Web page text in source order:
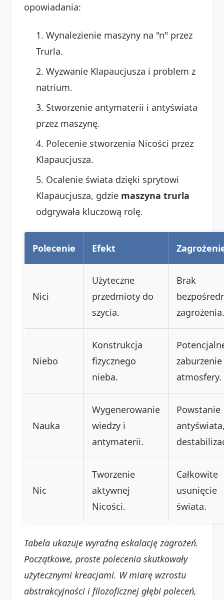
opowiadania:
Wynalezienie maszyny na "n" przez
Trurla.
Wyzwanie Klapaucjusza i problem z
natrium.
Stworzenie antymaterii i antyświata
przez maszynę.
Polecenie stworzenia Nicości przez
Klapaucjusza.
Ocalenie świata dzięki sprytowi
Klapaucjusza, gdzie maszyna trurla
odgrywała kluczową rolę.
Polecenie Efekt
Nici
Użyteczne
przedmioty do
szycia.
Brak
zagrożenia.
Niebo
Konstrukcja
fizycznego
nieba.
zaburzenie
atmosfery.
Nauka
Wygenerowanie
wiedzy i
antymaterii.
Powstanie
Nic
Tworzenie
aktywnej
Nicości.
Całkowite
usunięcie
świata.
Tabela ukazuje wyraźną eskalację zagrożeń.
Początkowe, proste polecenia skutkowały
użytecznymi kreacjami. W miarę wzrostu
abstrakcyjności i filozoficznej głębi poleceń,